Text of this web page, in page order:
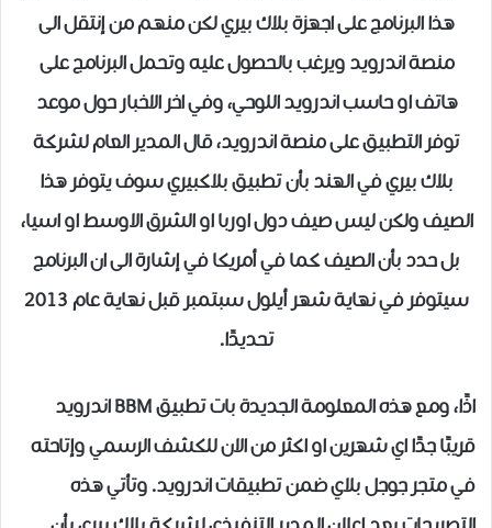
هذا البرنامج على اجهزة بلاك بيري لكن منهم من إنتقل الى
منصة اندرويد ويرغب بالحصول عليه وتحمل البرنامج على
هاتف او حاسب اندرويد اللوحي، وفي اخر الاخبار حول موعد
توفر التطبيق على منصة اندرويد، قال المدير العام لشركة
بلاك بيري في الهند بأن تطبيق بلاكبيري سوف يتوفر هذا
الصيف ولكن ليس صيف دول اوربا او الشرق الاوسط او اسيا،
بل حدد بأن الصيف كما في أمريكا في إشارة الى ان البرنامج
سيتوفر في نهاية شهر أيلول سبتمبر قبل نهاية عام 2013
تحديدًا.
اذًا، ومع هذه المعلومة الجديدة بات تطبيق BBM اندرويد
قريبًا جدًا اي شهرين او اكثر من الان للكشف الرسمي وإتاحته
في متجر جوجل بلاي ضمن تطبيقات اندرويد. وتأتي هذه